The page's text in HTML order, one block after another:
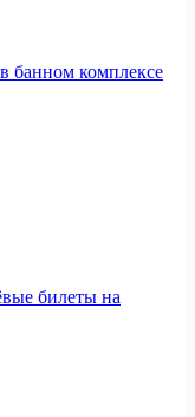
банном комплексе
билеты на